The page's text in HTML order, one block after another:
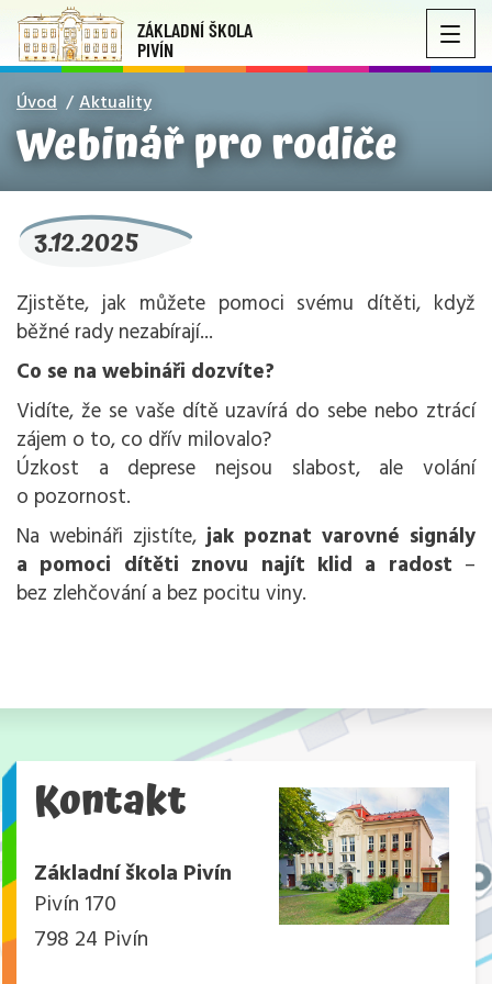
ZÁKLADNÍ ŠKOLA
PIVÍN
Úvod Aktuality
Webinář pro rodiče
3.12.2025
Zjistěte, jak můžete pomoci svému dítěti, když
běžné rady nezabírají...
Co se na webináři dozvíte?
Vidíte, že se vaše dítě uzavírá do sebe nebo ztrácí
zájem o to, co dřív milovalo?
Úzkost a deprese nejsou slabost, ale volání
o pozornost.
Na webináři zjistíte,jak poznat varovné signály
a pomoci dítěti znovu najít klid a radost –
bez zlehčování a bez pocitu viny.
Kontakt
Základní škola Pivín
Pivín 170
798 24 Pivín